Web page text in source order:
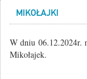
MIKOŁAJKI
W dniu 06.12.2024r.
Mikołajek.